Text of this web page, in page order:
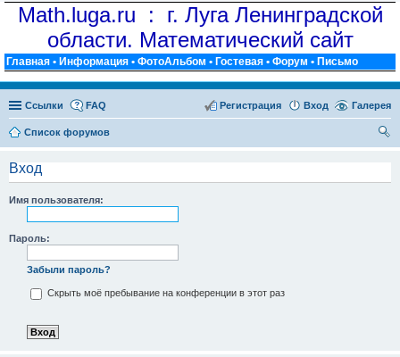
Math.luga.ru : г. Луга Ленинградской
области. Математический сайт
Главная • Информация • ФотоАльбом • Гостевая • Форум • Письмо
Ссылки Галерея
FAQ Вход
Регистрация
Список форумов
Вход
Имя пользователя:
Пароль:
Забыли пароль?
Скрыть моё пребывание на конференции в этот раз